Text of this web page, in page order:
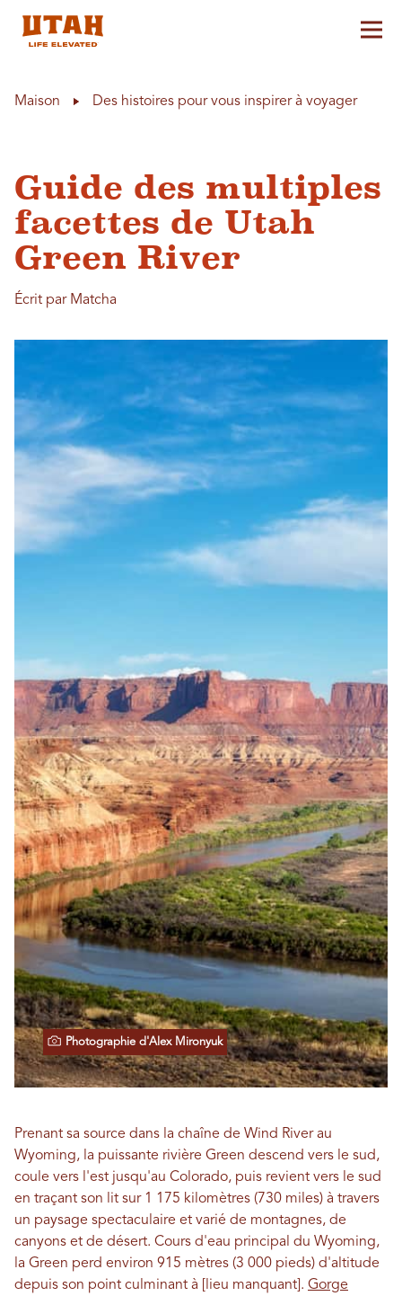
Maison Des histoires pour vous inspirer à voyager
Guide des multiples
facettes de Utah
Green River
Écrit par Matcha
Photographie d'Alex Mironyuk
Prenant sa source dans la chaîne de Wind River au
Wyoming, la puissante rivière Green descend vers le sud,
coule vers l'est jusqu'au Colorado, puis revient vers le sud
en traçant son lit sur 1 175 kilomètres (730 miles) à travers
un paysage spectaculaire et varié de montagnes, de
canyons et de désert. Cours d'eau principal du Wyoming,
la Green perd environ 915 mètres (3 000 pieds) d'altitude
depuis son point culminant à [lieu manquant]. Gorge